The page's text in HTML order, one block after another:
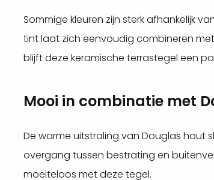
Sommige kleuren zijn sterk afhankelijk
tint laat zich eenvoudig combineren
blijft deze keramische terrastegel een
Mooi in combinatie met
De warme uitstraling van Douglas hout
overgang tussen bestrating en
moeiteloos met deze tegel.